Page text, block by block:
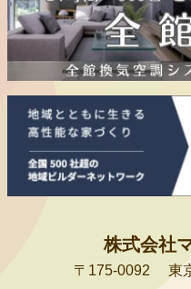
株式会社
〒175-0092
東